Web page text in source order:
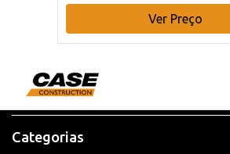
Ver Preço
Categorias